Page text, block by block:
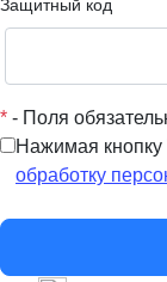
Защитный код
* - Поля
Нажимая кнопку
обработку